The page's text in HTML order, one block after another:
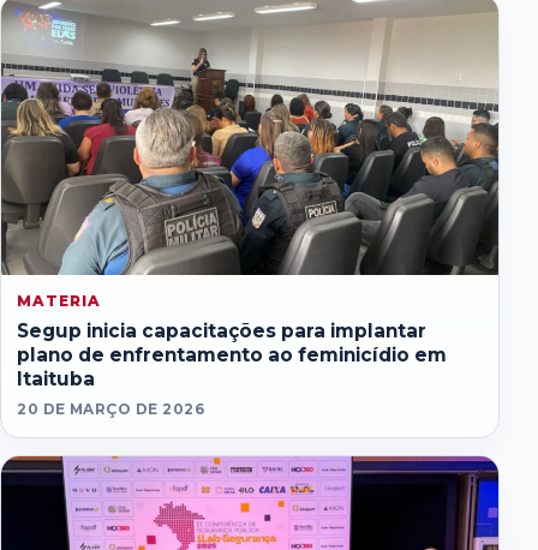
MATERIA
Segup inicia capacitações para implantar
plano de enfrentamento ao feminicídio em
Itaituba
20 DE MARÇO DE 2026